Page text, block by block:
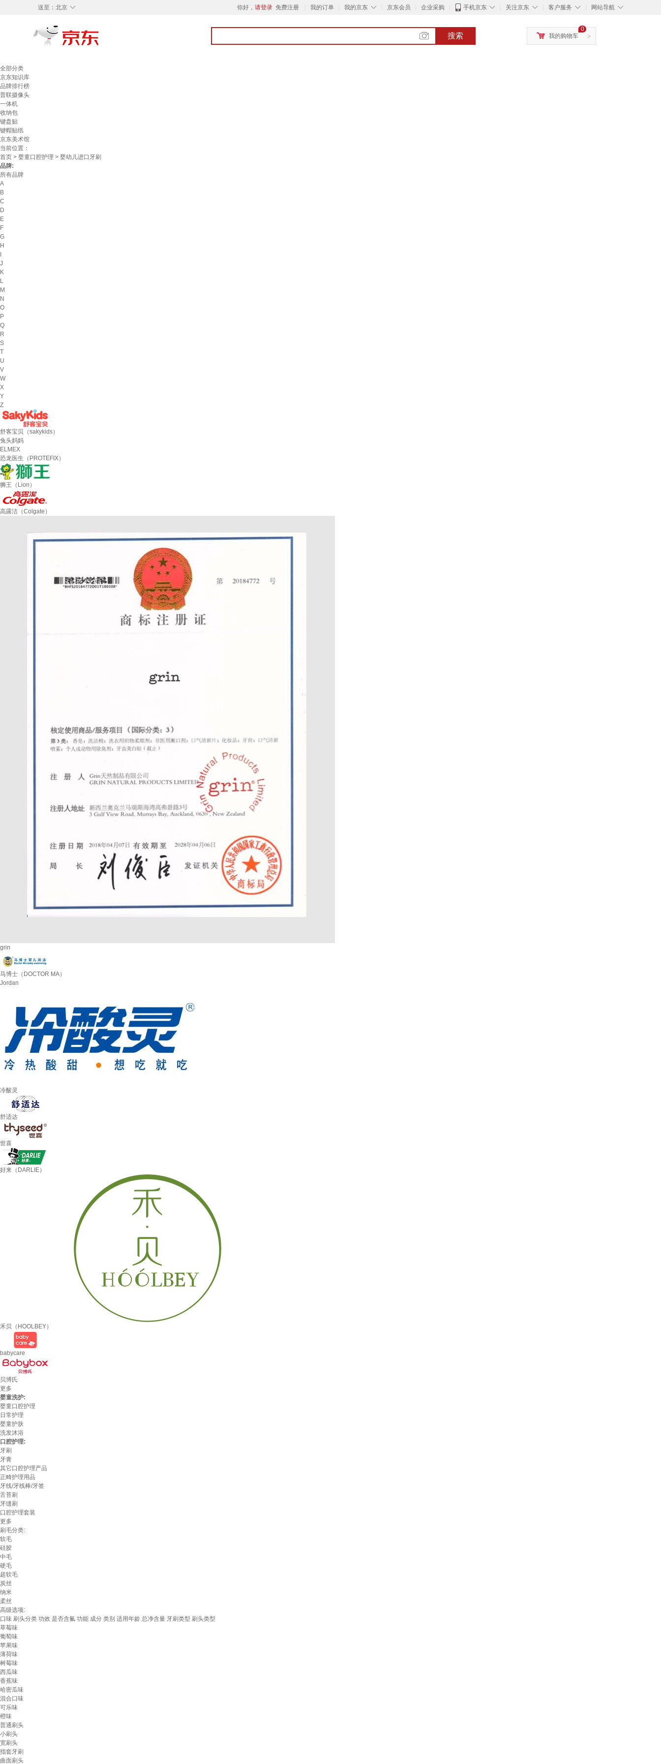
◇
送至： 北京 你好， 请登录 免费注册 我的订单 ◇
我的京东 京东会员 企业采购 ◇
手机京东 ◇
关注京东 ◇
客户服务 ◇
网站导航
搜索 >
0
我的购物车
全部分类
京东知识库
品牌排行榜
普联摄像头
一体机
收纳包
键盘贴
键帽贴纸
京东美术馆
当前位置：
首页 > 婴童口腔护理 > 婴幼儿进口牙刷
品牌:
所有品牌
A
B
C
D
E
F
G
H
J
K
L
M
N
O
P
Q
R
S
T
U
V
W
X
Y
Z
舒客宝贝（sakykids）
兔头妈妈
ELMEX
恐龙医生（PROTEFIX）
狮王（Lion）
高露洁（Colgate）
grin
马博士（DOCTOR MA）
Jordan
冷酸灵
舒适达
世喜
好来（DARLIE）
禾贝（HOOLBEY）
babycare
贝博氏
更多
婴童洗护:
婴童口腔护理
日常护理
婴童护肤
洗发沐浴
口腔护理:
牙刷
牙膏
其它口腔护理产品
正畸护理用品
牙线/牙线棒/牙签
舌苔刷
牙缝刷
口腔护理套装
更多
刷毛分类:
软毛
硅胶
中毛
硬毛
超软毛
炭丝
纳米
柔丝
高级选项:
口味 刷头分类 功效 是否含氟 功能 成分 类别 适用年龄 总净含量 牙刷类型 刷头类型
草莓味
葡萄味
苹果味
薄荷味
树莓味
西瓜味
香蕉味
哈密瓜味
混合口味
可乐味
橙味
普通刷头
小刷头
宽刷头
指套牙刷
曲面刷头